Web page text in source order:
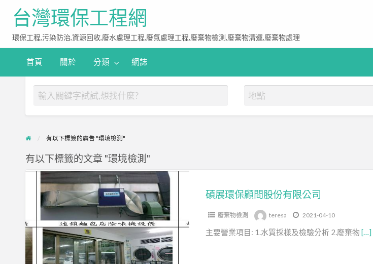
台灣環保工程網
環保工程,污染防治,資源回收,廢水處理工程,廢氣處理工程,廢棄物檢測,廢棄物清運,廢棄物處理
首頁 關於 分類 網誌
有以下標簽的廣告 "環境檢測"
有以下標籤的文章 "環境檢測"
顧
問
股
碩展環保顧問股份有限公司
廢棄物檢測 teresa 2021-04-10
主要營業項目: 1.水質採樣及檢驗分析 2.廢棄物 […]